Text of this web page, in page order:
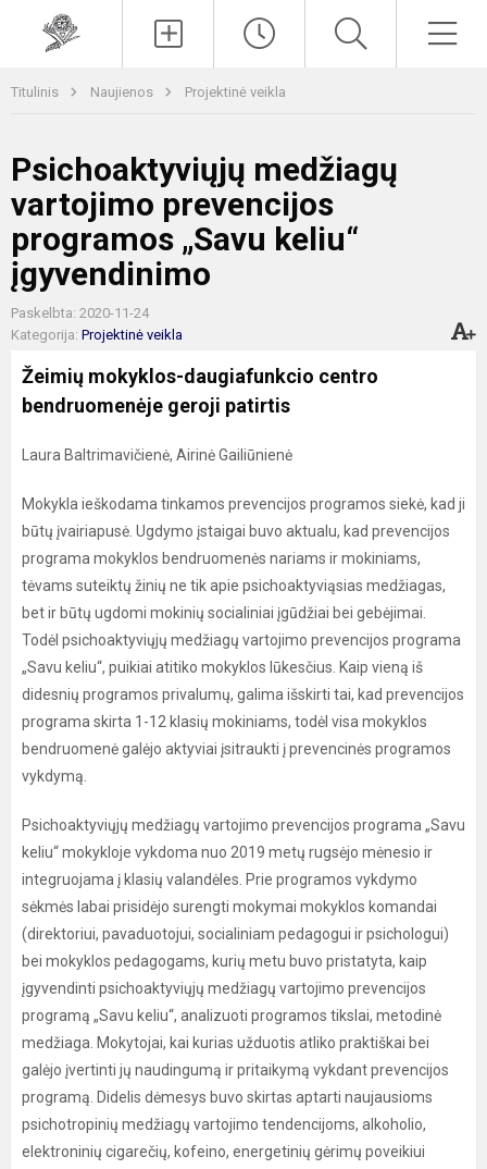
Titulinis Naujienos Projektinė veikla
Psichoaktyviųjų medžiagų
vartojimo prevencijos
programos „Savu keliu“
įgyvendinimo
Paskelbta: 2020-11-24
Kategorija: Projektinė veikla
Žeimių mokyklos-daugiafunkcio centro
bendruomenėje geroji patirtis
Laura Baltrimavičienė, Airinė Gailiūnienė
Mokykla ieškodama tinkamos prevencijos programos siekė, kad ji
būtų įvairiapusė. Ugdymo įstaigai buvo aktualu, kad prevencijos
programa mokyklos bendruomenės nariams ir mokiniams,
tėvams suteiktų žinių ne tik apie psichoaktyviąsias medžiagas,
bet ir būtų ugdomi mokinių socialiniai įgūdžiai bei gebėjimai.
Todėl psichoaktyviųjų medžiagų vartojimo prevencijos programa
„Savu keliu“, puikiai atitiko mokyklos lūkesčius. Kaip vieną iš
didesnių programos privalumų, galima išskirti tai, kad prevencijos
programa skirta 1-12 klasių mokiniams, todėl visa mokyklos
bendruomenė galėjo aktyviai įsitraukti į prevencinės programos
vykdymą.
Psichoaktyviųjų medžiagų vartojimo prevencijos programa „Savu
keliu“ mokykloje vykdoma nuo 2019 metų rugsėjo mėnesio ir
integruojama į klasių valandėles. Prie programos vykdymo
sėkmės labai prisidėjo surengti mokymai mokyklos komandai
(direktoriui, pavaduotojui, socialiniam pedagogui ir psichologui)
bei mokyklos pedagogams, kurių metu buvo pristatyta, kaip
įgyvendinti psichoaktyviųjų medžiagų vartojimo prevencijos
programą „Savu keliu“, analizuoti programos tikslai, metodinė
medžiaga. Mokytojai, kai kurias užduotis atliko praktiškai bei
galėjo įvertinti jų naudingumą ir pritaikymą vykdant prevencijos
programą. Didelis dėmesys buvo skirtas aptarti naujausioms
psichotropinių medžiagų vartojimo tendencijoms, alkoholio,
elektroninių cigarečių, kofeino, energetinių gėrimų poveikiui